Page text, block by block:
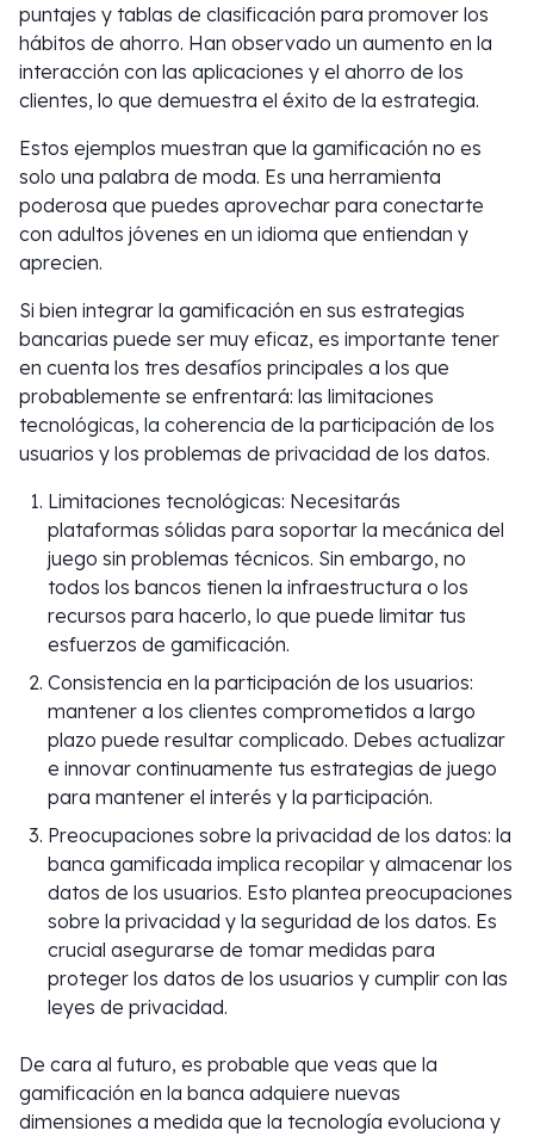
puntajes y tablas de clasificación para promover los
hábitos de ahorro. Han observado un aumento en la
interacción con las aplicaciones y el ahorro de los
clientes, lo que demuestra el éxito de la estrategia.
Estos ejemplos muestran que la gamificación no es
solo una palabra de moda. Es una herramienta
poderosa que puedes aprovechar para conectarte
con adultos jóvenes en un idioma que entiendan y
aprecien.
Si bien integrar la gamificación en sus estrategias
bancarias puede ser muy eficaz, es importante tener
en cuenta los tres desafíos principales a los que
probablemente se enfrentará: las limitaciones
tecnológicas, la coherencia de la participación de los
usuarios y los problemas de privacidad de los datos.
Limitaciones tecnológicas: Necesitarás
plataformas sólidas para soportar la mecánica del
juego sin problemas técnicos. Sin embargo, no
todos los bancos tienen la infraestructura o los
recursos para hacerlo, lo que puede limitar tus
esfuerzos de gamificación.
Consistencia en la participación de los usuarios:
mantener a los clientes comprometidos a largo
plazo puede resultar complicado. Debes actualizar
e innovar continuamente tus estrategias de juego
para mantener el interés y la participación.
Preocupaciones sobre la privacidad de los datos: la
banca gamificada implica recopilar y almacenar los
datos de los usuarios. Esto plantea preocupaciones
sobre la privacidad y la seguridad de los datos. Es
crucial asegurarse de tomar medidas para
proteger los datos de los usuarios y cumplir con las
leyes de privacidad.
De cara al futuro, es probable que veas que la
gamificación en la banca adquiere nuevas
dimensiones a medida que la tecnología evoluciona y